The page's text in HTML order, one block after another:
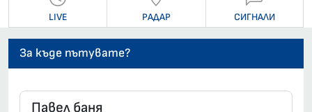
LIVE РАДАР СИГНАЛИ
За къде пътувате?